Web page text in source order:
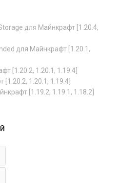
для Майнкрафт [1.20.4,
для Майнкрафт [1.20.1,
[1.20.2, 1.20.1, 1.19.4]
1.20.1, 1.19.4]
[1.19.2, 1.19.1, 1.18.2]